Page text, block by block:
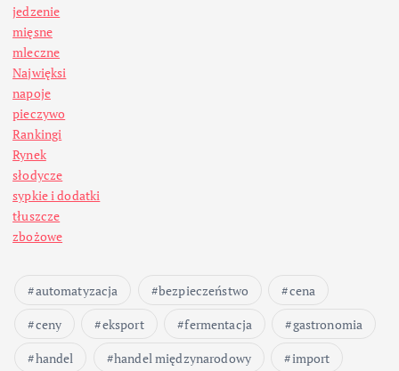
jedzenie
mięsne
mleczne
Najwięksi
napoje
pieczywo
Rankingi
Rynek
słodycze
sypkie i dodatki
tłuszcze
zbożowe
automatyzacja bezpieczeństwo
cena
ceny
eksport fermentacja
gastronomia
handel
handel międzynarodowy
import